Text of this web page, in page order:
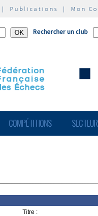
| Publications | Mon
Rechercher un club
COMPÉTITIONS
Titre :